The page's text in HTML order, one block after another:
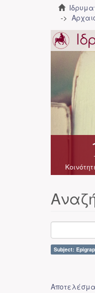
Subject: